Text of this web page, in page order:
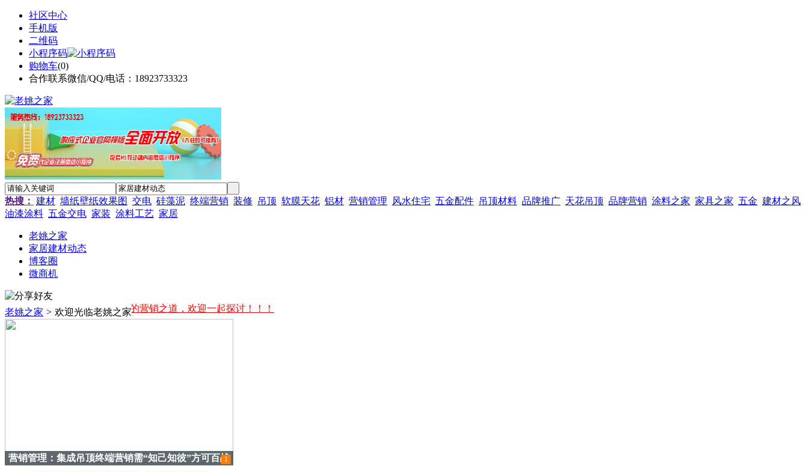
社区中心
手机版
二维码
小程序码
购物车(0)
合作联系微信/QQ/电话：18923733323
热搜： 建材 墙纸壁纸效果图 交电 硅藻泥 终端营销 装修 吊顶 软膜天花 铝材 营销管理 风水住宅 五金配件 吊顶材料 品牌推广 天花吊顶 品牌营销 涂料之家 家具之家 五金 建材之风
油漆涂料 五金交电 家装 涂料工艺 家居
老姚之家
家居建材动态
博客圈
微商机
老姚之家 > 欢迎光临老姚之家
一些家居建材行业的营销之道，欢迎一起探讨！！！
营销管理：集成吊顶终端营销需“知己知彼”方可百战
1